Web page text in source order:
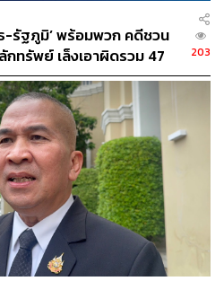
-รัฐภูมิ’ พร้อมพวก คดีชวน
ทรัพย์ เล็งเอาผิดรวม 47
203